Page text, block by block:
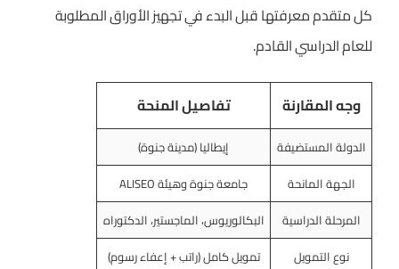
كل متقدم معرفتها قبل البدء في تجهيز الأوراق المطلوبة
للعام الدراسي القادم.
وجه المقارنة تفاصيل المنحة
الدولة المستضيفة
إيطاليا (مدينة جنوة)
الجهة المانحة
جامعة جنوة وهيئة ALISEO
المرحلة الدراسية
البكالوريوس، الماجستير، الدكتوراه
نوع التمويل
تمويل كامل (راتب + إعفاء رسوم)